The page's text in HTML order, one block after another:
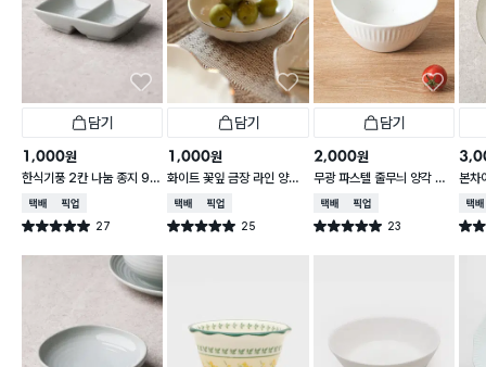
담기
1,000원
한식기풍 2칸 나눔 종지 9 c
m
택배배송매장픽업
별점 5.0점 27
건 작성
담기
1,000원
화이트 꽃잎 금장 라인 양각
종지 10 cm
택배배송매장픽업
별점 5.0점 25
건 작성
담기
2,000원
무광 파스텔 줄무늬 양각 대
접 13 cm
택배배송매장픽업
별점 5.0점 23
건 작성
본차
접
택배
별점